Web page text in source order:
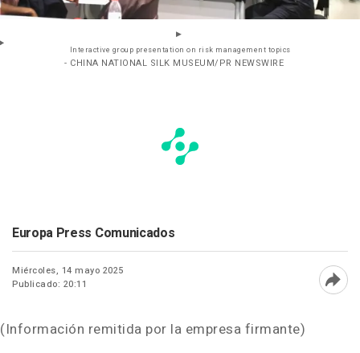
Interactive group presentation on risk management topics
- CHINA NATIONAL SILK MUSEUM/PR NEWSWIRE
Europa Press Comunicados
Miércoles, 14 mayo 2025
Publicado: 20:11
(Información remitida por la empresa firmante)